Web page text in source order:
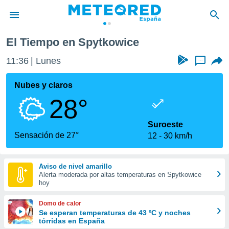
de
por
que se
calidad.
a este
las
y
forma
digital
basada
El Tiempo en Spytkowice
11:36 Lunes ...
Nubes y claros
28°
Sensación de 27°
Suroeste
12
30 km/h
Aviso de nivel amarillo
Alerta moderada por altas temperaturas en Spytkowice
hoy
Domo de calor
Se esperan temperaturas de 43 ºC y noches
tórridas en España